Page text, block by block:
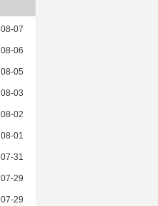
08-07
08-06
08-05
08-03
08-02
08-01
07-31
07-29
07-29